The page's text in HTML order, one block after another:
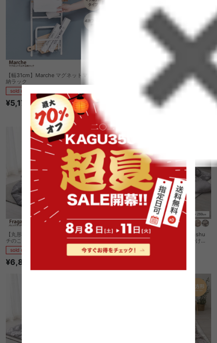
【幅31cm】Marche マグネットマルチ収
納ラック
sold out
¥5,170
【幅32cm】Sally 引き出し付きランドリ
ーバスケット ハイタイプ
1件
【丸形:直径190cm】Fraga メレンゲタッ
チのこたつ掛けふとん
sold out
¥6,830
【大判長方形:190cm×290cm】 Shshu
フランネルジャガードのこたつ薄掛け布
団sold out